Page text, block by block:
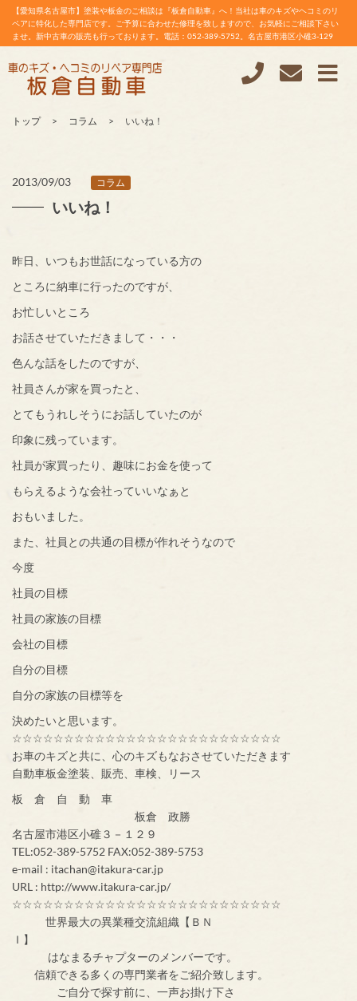
【愛知県名古屋市】塗装や板金のご相談は『板倉自動車』へ！当社は車のキズやヘコミのリ
ペアに特化した専門店です。ご予算に合わせた修理を致しますので、お気軽にご相談下さい
ませ。新中古車の販売も行っております。電話：052-389-5752。名古屋市港区小碓3-129
トップ コラム いいね！
2013/09/03 コラム
いいね！
昨日、いつもお世話になっている方の
ところに納車に行ったのですが、
お忙しいところ
お話させていただきまして・・・
色んな話をしたのですが、
社員さんが家を買ったと、
とてもうれしそうにお話していたのが
印象に残っています。
社員が家買ったり、趣味にお金を使って
もらえるような会社っていいなぁと
おもいました。
また、社員との共通の目標が作れそうなので
今度
社員の目標
社員の家族の目標
会社の目標
自分の目標
自分の家族の目標等を
決めたいと思います。
☆☆☆☆☆☆☆☆☆☆☆☆☆☆☆☆☆☆☆☆☆☆☆☆☆☆
お車のキズと共に、心のキズもなおさせていただきます
自動車板金塗装、販売、車検、リース
板 倉 自 動 車
板倉 政勝
名古屋市港区小碓３－１２９
TEL:052-389-5752 FAX:052-389-5753
e-mail : itachan@itakura-car.jp
URL : http://www.itakura-car.jp/
☆☆☆☆☆☆☆☆☆☆☆☆☆☆☆☆☆☆☆☆☆☆☆☆☆☆
世界最大の異業種交流組織【ＢＮ
Ｉ】
はなまるチャプターのメンバーです。
信頼できる多くの専門業者をご紹介致します。
ご自分で探す前に、一声お掛け下さ